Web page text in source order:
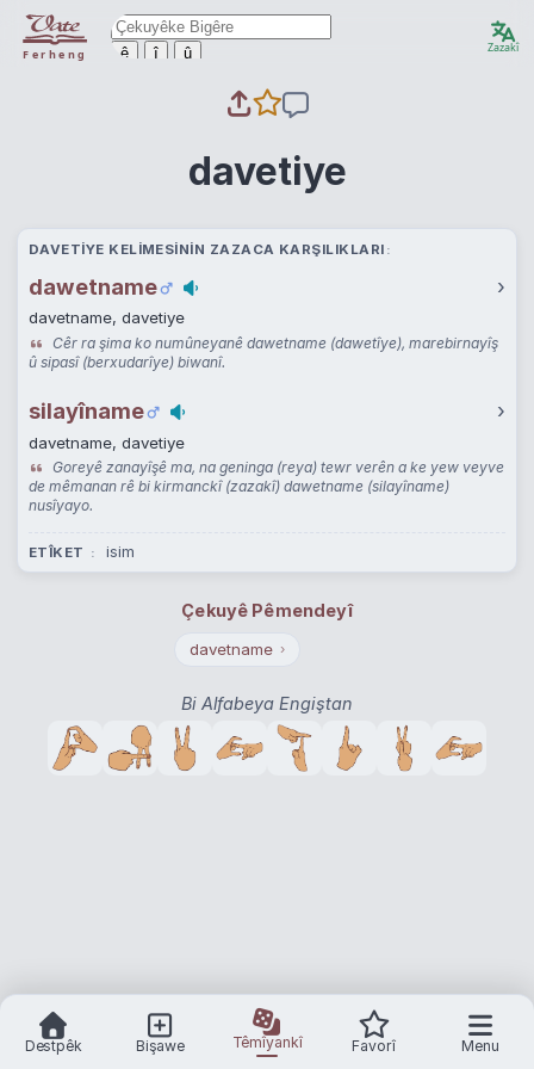
Ferheng ê î û Zazakî
davetiye
DAVETIYE KELIMESININ ZAZACA KARŞILIKLARI
dawetname ›
davetname, davetiye
Cêr ra şima ko numûneyanê dawetname (dawetîye), marebirnayîş
û sipasî (berxudarîye) biwanî.
silayîname ›
davetname, davetiye
Goreyê zanayîşê ma, na geninga (reya) tewr verên a ke yew veyve
de mêmanan rê bi kirmanckî (zazakî) dawetname (silayîname)
nusîyayo.
ETÎKET isim
Çekuyê Pêmendeyî
davetname ›
Bi Alfabeya Engiştan
Destpêk Bişawe Têmîyankî Favorî Menu